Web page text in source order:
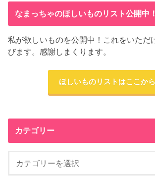
なまっちゃのほしいものリスト公開中！
私が欲しいものを公開中！これをいただ
びます。感謝しまくります。
ほしいものリストはここから
カテゴリー